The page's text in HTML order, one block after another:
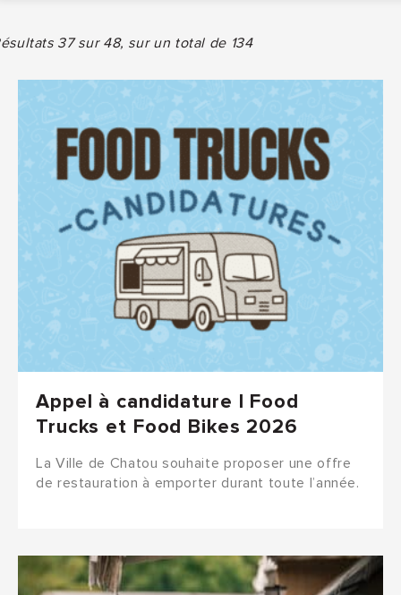
37 sur 48, sur un total de 134
Appel à candidature I Food
Trucks et Food Bikes 2026
La Ville de Chatou souhaite proposer une offre
de restauration à emporter durant toute l’année.